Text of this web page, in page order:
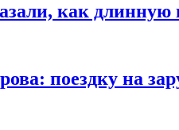
как
поездку на